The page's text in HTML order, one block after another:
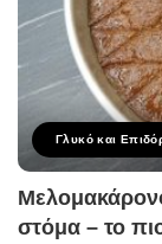
Γλυκό και
στόμα – το